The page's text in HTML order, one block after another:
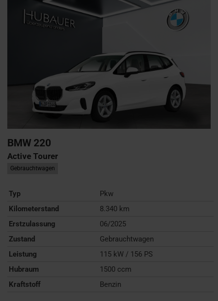
BMW 220
Active Tourer
Gebrauchtwagen
Typ
Pkw
Kilometerstand
8.340 km
Erstzulassung
06/2025
Zustand
Gebrauchtwagen
Leistung
115 kW / 156 PS
Hubraum
1500 ccm
Kraftstoff
Benzin